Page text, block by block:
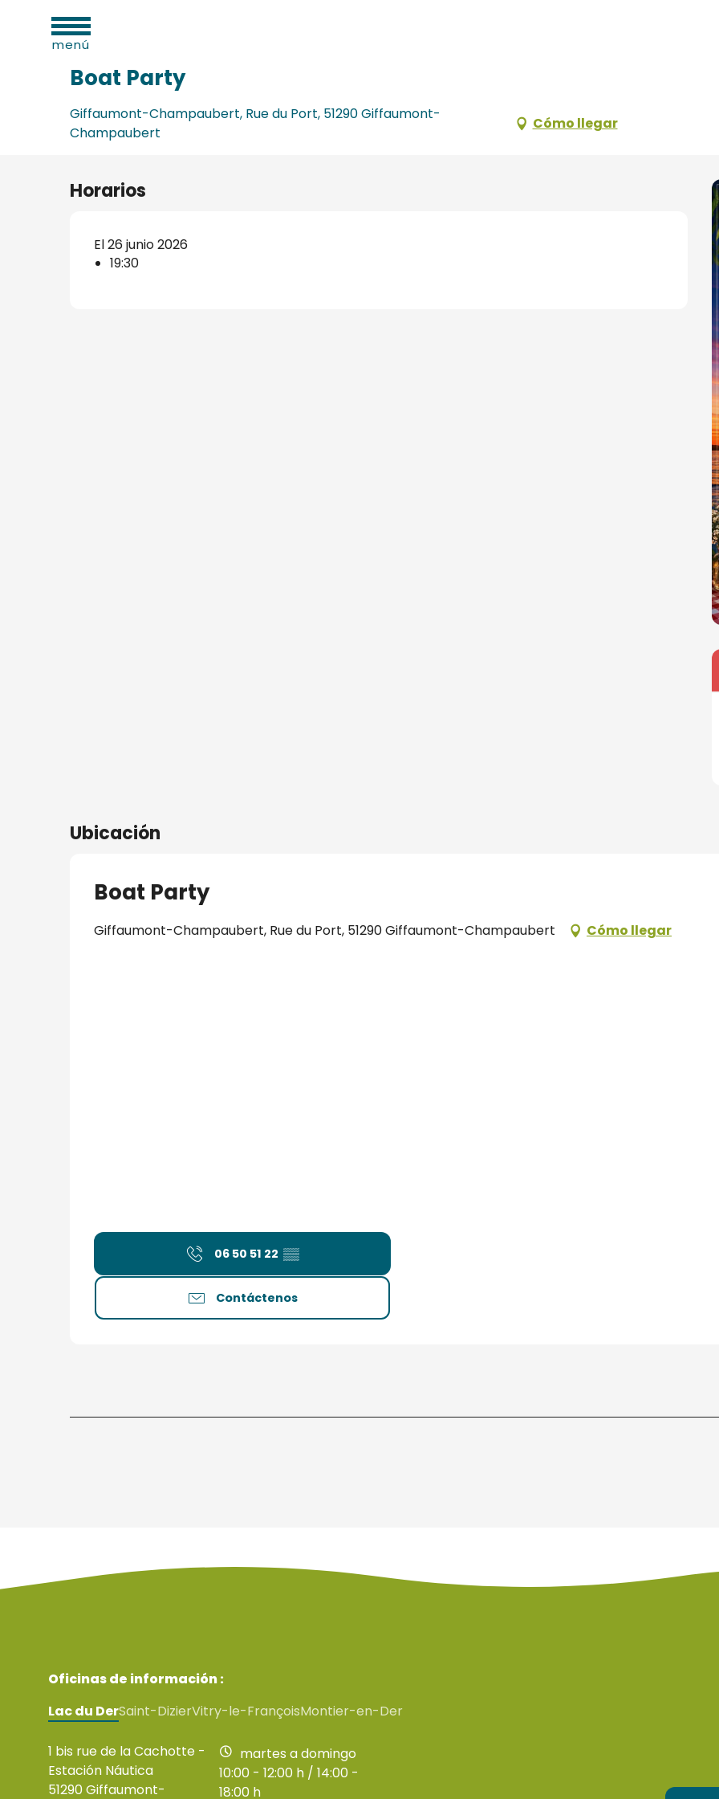
contenumenú
Inicio
Boat Party
Giffaumont-Champaubert, Rue du Port, 51290 Giffaumont-
Champaubert
Cómo llegar
Horarios
El 26 junio 2026
19:30
Ubicación
Boat Party
Giffaumont-Champaubert, Rue du Port, 51290 Giffaumont-Champaubert Cómo llegar
06 50 51 22 ▒▒
Contáctenos
Oficinas de información :
Lac du DerSaint-DizierVitry-le-FrançoisMontier-en-Der
1 bis rue de la Cachotte -
Estación Náutica
51290 Giffaumont-
martes a domingo
10:00 - 12:00 h / 14:00 -
18:00 h